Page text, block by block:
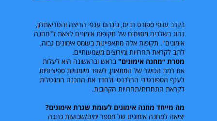
בקרב ענפי ספורט רבים, בינהם ענפי הריצה והטריאתלון,
נהוג בשלבים מסוימים של תקופות אימונים לצאת ל"מחנה
אימונים". תקופות אלה מתאפיינות בעומס אימונים גבוה,
לרוב לקראת תחרויות ומירוצים משמעותיים.
מטרת ״מחנה אימונים" בראש ובראשונה היא לעלות
את רמת הכושר של המתאמן, לשפר מיומנויות ספיציפיות
לענף הספורטיבי הרלבנטי ולחדד את ההכנה המנטלית
לקראת התחרות/תחרויות הקרובות.
מה מייחד מחנה אימונים לעומת שגרת אימונים?
יציאה למחנה אימונים של מספר ימים/שבועות כרוכה